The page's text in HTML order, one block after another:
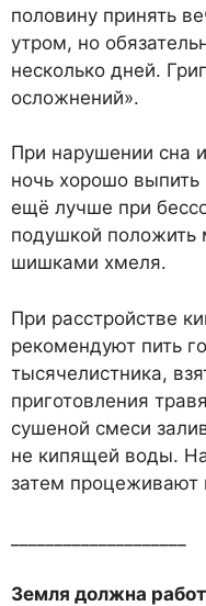
половину принять
утром, но
несколько дней.
осложнений».
При нарушении сна
ночь хорошо выпить
ещё лучше при
подушкой положить
шишками хмеля.
При расстройстве
рекомендуют пить
тысячелистника,
приготовления
сушеной смеси
не кипящей воды.
затем процеживают
Земля должна